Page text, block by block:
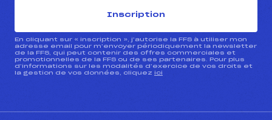
Inscription
En cliquant sur « inscription », j’autorise la FFS à utiliser mon
adresse email pour m’envoyer périodiquement la newsletter
de la FFS, qui peut contenir des offres commerciales et
promotionnelles de la FFS ou de ses partenaires. Pour plus
d’informations sur les modalités d’exercice de vos droits et
la gestion de vos données, cliquez ici